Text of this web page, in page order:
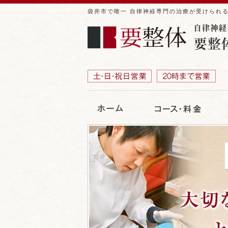
袋井市で唯一 自律神経専門の治療が受けられ